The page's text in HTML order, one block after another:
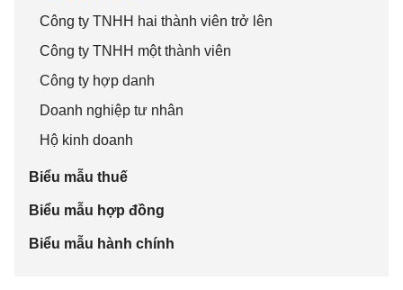
Việt Nam
CMND số :
ngày...... /........./............
Nơi đăng ký
Hộ khẩu
Công ty TNHH hai thành viên trở lên
Công ty TNHH một thành viên
Công ty hợp danh
Doanh nghiệp tư nhân
Hộ kinh doanh
Biểu mẫu thuế
Biểu mẫu hợp đồng
Biểu mẫu hành chính